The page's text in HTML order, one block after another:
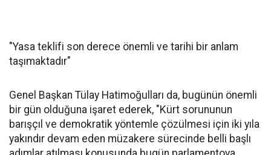
"Yasa teklifi son derece önemli ve tarihi bir anlam
taşımaktadır"
Genel Başkan Tülay Hatimoğulları da, bugünün önemli
bir gün olduğuna işaret ederek, "Kürt sorununun
barışçıl ve demokratik yöntemle çözülmesi için iki yıla
yakındır devam eden müzakere sürecinde belli başlı